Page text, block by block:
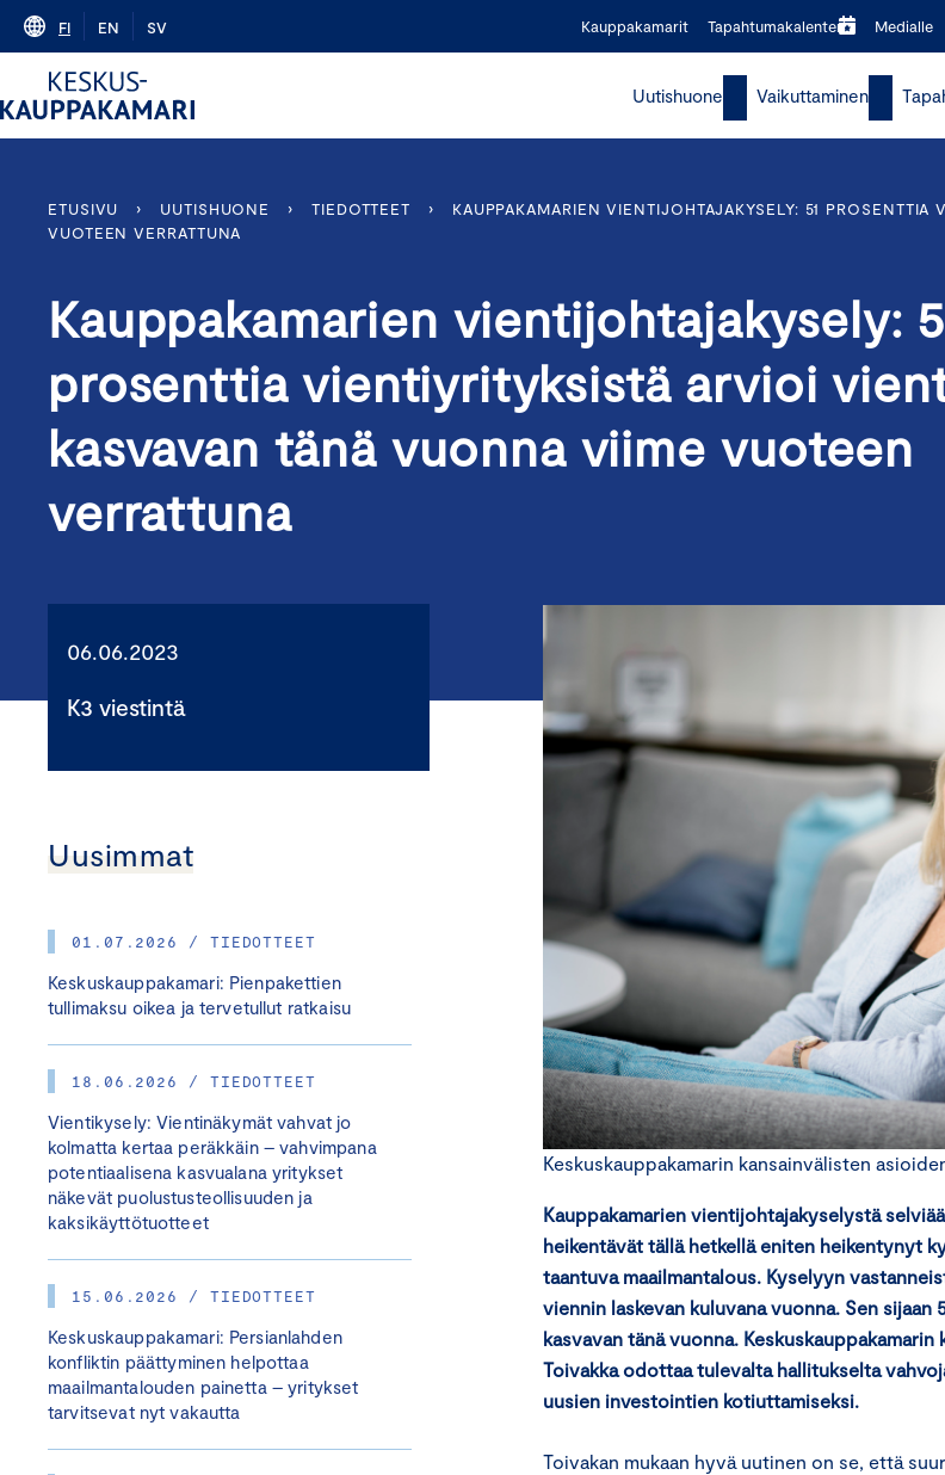
Skip
content
FI EN SV Kauppakamarit Tapahtumakalenteri Medialle
Uutishuone Vaikuttaminen
ETUSIVU › UUTISHUONE › TIEDOTTEET ›
KAUPPAKAMARIEN VIENTIJOHTAJAKYSELY: 51
VUOTEEN VERRATTUNA
Kauppakamarien vientijohtajakysely:
prosenttia vientiyrityksistä arvioi
kasvavan tänä vuonna viime vuoteen
verrattuna
06.06.2023
K3 viestintä
Uusimmat
01.07.2026 / TIEDOTTEET
Keskuskauppakamari: Pienpakettien
tullimaksu oikea ja tervetullut ratkaisu
18.06.2026 / TIEDOTTEET
Vientikysely: Vientinäkymät vahvat jo
kolmatta kertaa peräkkäin – vahvimpana
potentiaalisena kasvualana yritykset
näkevät puolustusteollisuuden ja
kaksikäyttötuotteet
15.06.2026 / TIEDOTTEET
Keskuskauppakamari: Persianlahden
konfliktin päättyminen helpottaa
maailmantalouden painetta – yritykset
tarvitsevat nyt vakautta
Keskuskauppakamarin kansainvälisten
Kauppakamarien vientijohtajakyselystä
heikentävät tällä hetkellä eniten heikentynyt
taantuva maailmantalous. Kyselyyn
viennin laskevan kuluvana vuonna. Sen
kasvavan tänä vuonna.
Toivakka odottaa tulevalta hallitukselta
uusien investointien kotiuttamiseksi.
Toivakan mukaan hyvä uutinen on se, että